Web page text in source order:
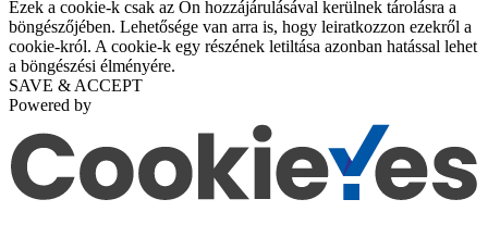
Ezek a cookie-k csak az Ön hozzájárulásával kerülnek tárolásra a
böngészőjében. Lehetősége van arra is, hogy leiratkozzon ezekről a
cookie-król. A cookie-k egy részének letiltása azonban hatással lehet
a böngészési élményére.
SAVE & ACCEPT
Powered by